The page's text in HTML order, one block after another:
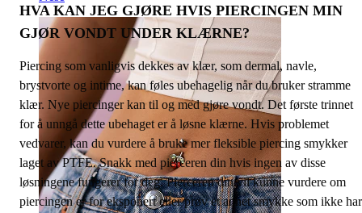
HVA KAN JEG GJØRE HVIS PIERCINGEN MIN
GJØR VONDT UNDER KLÆRNE?
Piercing som vanligvis dekkes av klær, som dermal, navle,
brystvorte og intime, kan føles ubehagelig når du bruker stramme
klær. Nye piercinger kan til og med gjøre vondt. Det første trinnet
for å unngå dette ubehaget er å løsne klærne. Hvis problemet
vedvarer, kan du vurdere å bruke mer fleksible piercing smykker
laget av PTFE. Snakk med pierceren din hvis ingen av disse
løsningene fungerer for deg. Pierceren din vil kunne vurdere om
piercingen er for eksponert eller prøv et annet smykke som ikke har